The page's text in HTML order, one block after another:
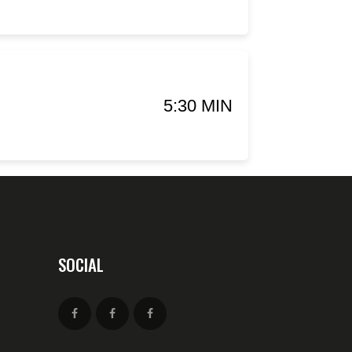
5:30 MIN
SOCIAL